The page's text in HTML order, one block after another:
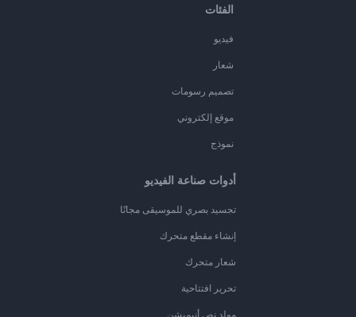
الفئات
فيديو
شعار
تصميم رسومات
موقع إلكتروني
نموذج
أدوات صناعة الفيديو
تجسيد بصري للموسيقى مجانًا
إنشاء مقطع متحرك
شعار متحرك
تحرير افتتاحية
مولد نص أنيميشن